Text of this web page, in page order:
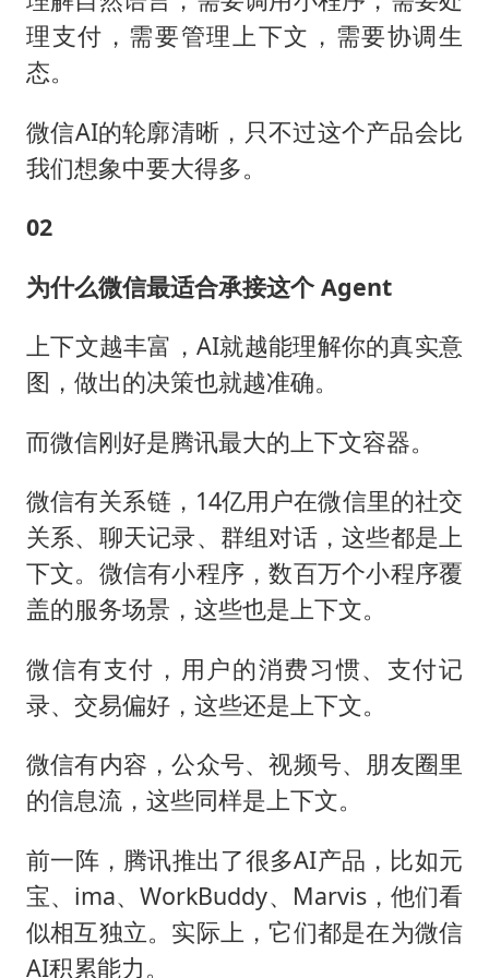
理支付，需要管理上下文，需要协调生
态。
微信AI的轮廓清晰，只不过这个产品会比
我们想象中要大得多。
02
为什么微信最适合承接这个 Agent
上下文越丰富，AI就越能理解你的真实意
图，做出的决策也就越准确。
而微信刚好是腾讯最大的上下文容器。
微信有关系链，14亿用户在微信里的社交
关系、聊天记录、群组对话，这些都是上
下文。微信有小程序，数百万个小程序覆
盖的服务场景，这些也是上下文。
微信有支付，用户的消费习惯、支付记
录、交易偏好，这些还是上下文。
微信有内容，公众号、视频号、朋友圈里
的信息流，这些同样是上下文。
前一阵，腾讯推出了很多AI产品，比如元
宝、ima、WorkBuddy、Marvis，他们看
似相互独立。实际上，它们都是在为微信
AI积累能力。